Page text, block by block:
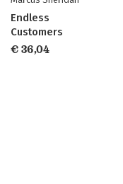
Endless
Customers
€ 36,04